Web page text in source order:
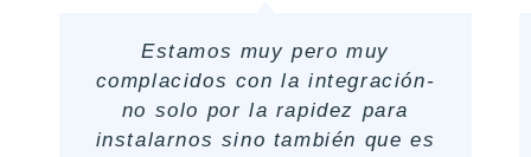
Estamos muy pero muy
complacidos con la integración-
no solo por la rapidez para
instalarnos sino también que es